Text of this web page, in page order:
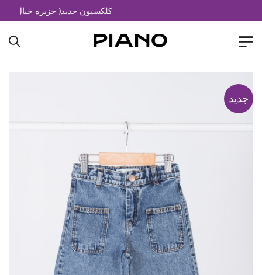
کلکسیون جدید( جزیره خیال)
جدید